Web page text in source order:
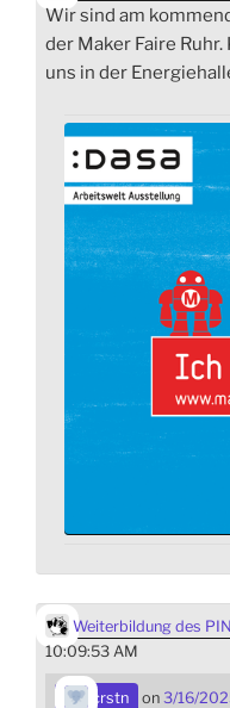
Wir sind am
der Maker Faire
uns in der
Weiterbildung des
10:09:53 AM
crstn on 3/16/